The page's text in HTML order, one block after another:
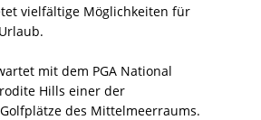
vielfältige Möglichkeiten für
mit dem PGA National
Hills einer der
des Mittelmeerraums.